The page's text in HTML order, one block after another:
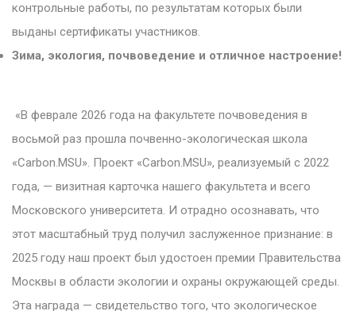
контрольные работы, по результатам которых были
выданы сертификаты участников.
Зима, экология, почвоведение и отличное настроение!
«В феврале 2026 года на факультете почвоведения в
восьмой раз прошла почвенно-экологическая школа
«Carbon.MSU». Проект «Carbon.MSU», реализуемый с 2022
года, — визитная карточка нашего факультета и всего
Московского университета. И отрадно осознавать, что
этот масштабный труд получил заслуженное признание: в
2025 году наш проект был удостоен премии Правительства
Москвы в области экологии и охраны окружающей среды.
Эта награда — свидетельство того, что экологическое